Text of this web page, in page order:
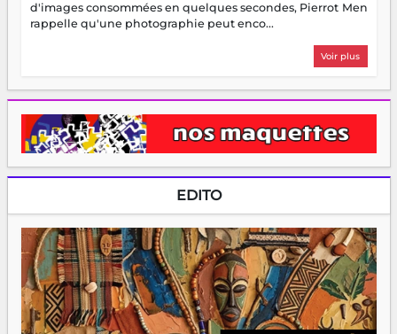
d'images consommées en quelques secondes, Pierrot Men
rappelle qu'une photographie peut enco...
Voir plus
EDITO